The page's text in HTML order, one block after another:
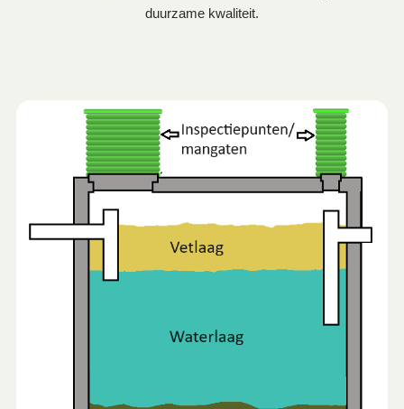
duurzame kwaliteit.